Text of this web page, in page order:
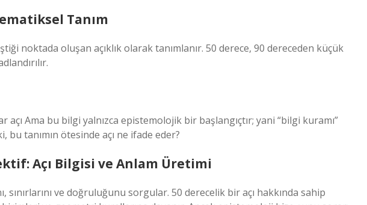
Tanım
noktada oluşan açıklık olarak tanımlanır. 50 derece, 90 dereceden küçük
açı Ama bu bilgi yalnızca epistemolojik bir başlangıçtır; yani “bilgi kuramı”
bu tanımın ötesinde açı ne ifade eder?
Açı Bilgisi ve Anlam Üretimi
sınırlarını ve doğruluğunu sorgular. 50 derecelik bir açı hakkında sahip